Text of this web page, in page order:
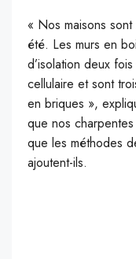
« Nos maisons
été. Les murs en
d’isolation deux
cellulaire et sont
en briques »,
que nos
que les méthodes
ajoutent-ils.